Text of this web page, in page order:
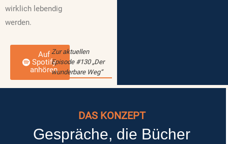
wirklich lebendig
werden.
Auf
Spotify
anhören
Zur aktuellen
Episode #130 „Der
wunderbare Weg“
DAS KONZEPT
Gespräche, die Bücher